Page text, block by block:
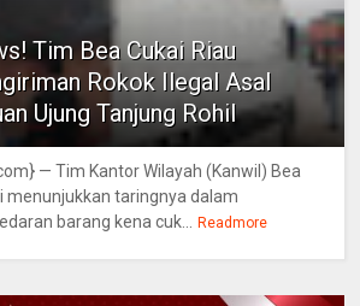
Tim Bea Cukai Riau
Rokok Ilegal Asal
Ujung Tanjung Rohil
— Tim Kantor Wilayah (Kanwil) Bea
menunjukkan taringnya dalam
barang kena cuk... Readmore